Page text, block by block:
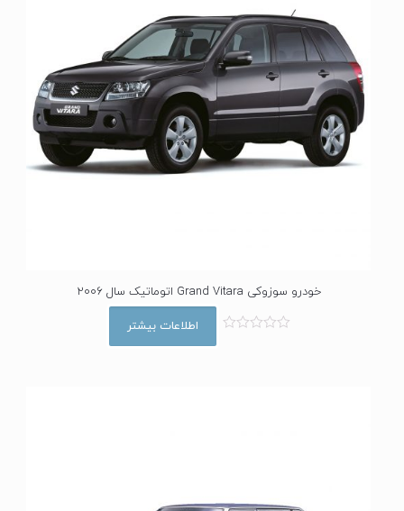
خودرو سوزوکی Grand Vitara اتوماتیک سال 2006
اطلاعات بیشتر